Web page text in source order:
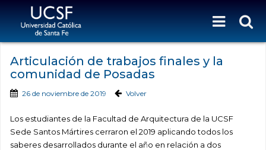
Articulación de trabajos finales y la
comunidad de Posadas
26 de noviembre de 2019 Volver
Los estudiantes de la Facultad de Arquitectura de la UCSF
Sede Santos Mártires cerraron el 2019 aplicando todos los
saberes desarrollados durante el año en relación a dos